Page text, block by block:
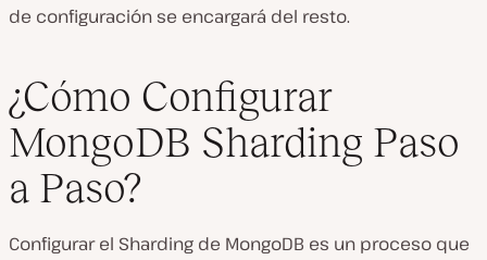
de configuración se encargará del resto.
¿Cómo Configurar
MongoDB Sharding Paso
a Paso?
Configurar el Sharding de MongoDB es un proceso que